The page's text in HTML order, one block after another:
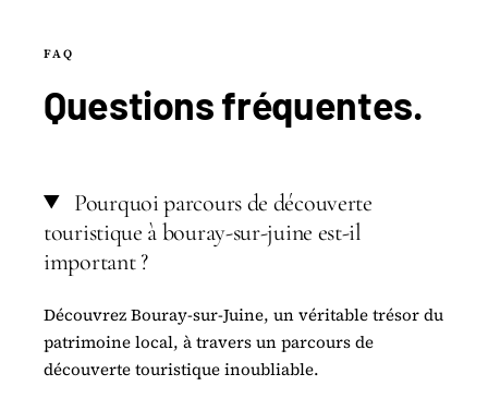
FAQ
Questionsfréquentes.
Pourquoi parcours de découverte
touristique à bouray-sur-juine est-il
important ?
Découvrez Bouray-sur-Juine, un véritable trésor du
patrimoine local, à travers un parcours de
découverte touristique inoubliable.